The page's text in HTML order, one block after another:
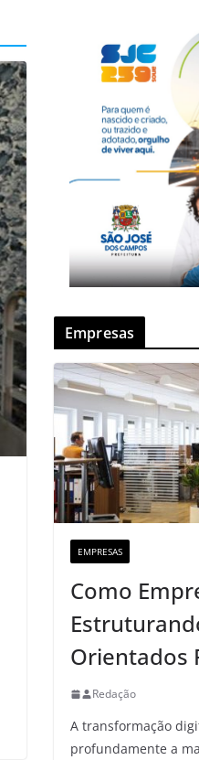
Empresas
EMPRESAS
Como
Orientados
Redação
A transformação
profundamente a